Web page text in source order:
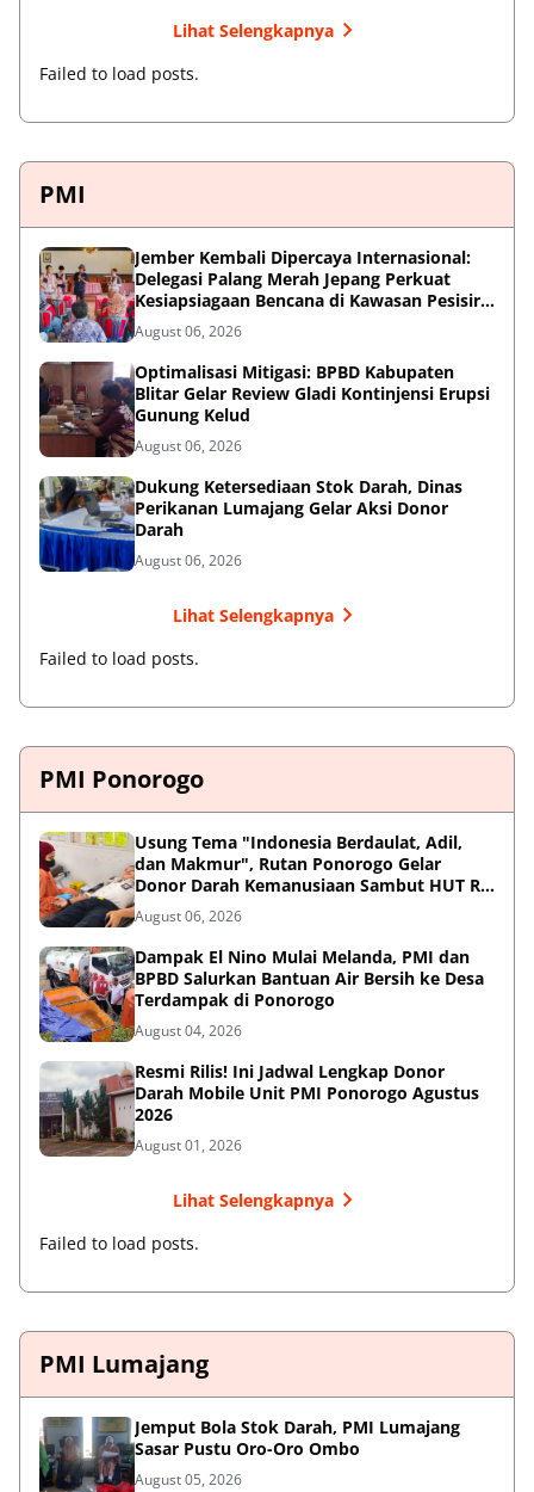
Lihat Selengkapnya
Failed to load posts.
PMI
Jember Kembali Dipercaya Internasional:
Delegasi Palang Merah Jepang Perkuat
Kesiapsiagaan Bencana di Kawasan Pesisir
dan Sekolah
August 06, 2026
Optimalisasi Mitigasi: BPBD Kabupaten
Blitar Gelar Review Gladi Kontinjensi Erupsi
Gunung Kelud
August 06, 2026
Dukung Ketersediaan Stok Darah, Dinas
Perikanan Lumajang Gelar Aksi Donor
Darah
August 06, 2026
Lihat Selengkapnya
Failed to load posts.
PMI Ponorogo
Usung Tema "Indonesia Berdaulat, Adil,
dan Makmur", Rutan Ponorogo Gelar
Donor Darah Kemanusiaan Sambut HUT RI
ke-81
August 06, 2026
Dampak El Nino Mulai Melanda, PMI dan
BPBD Salurkan Bantuan Air Bersih ke Desa
Terdampak di Ponorogo
August 04, 2026
Resmi Rilis! Ini Jadwal Lengkap Donor
Darah Mobile Unit PMI Ponorogo Agustus
2026
August 01, 2026
Lihat Selengkapnya
Failed to load posts.
PMI Lumajang
Jemput Bola Stok Darah, PMI Lumajang
Sasar Pustu Oro-Oro Ombo
August 05, 2026